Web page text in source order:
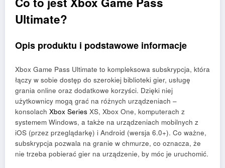
Ultimate?
Opis produktu i podstawowe informacje
Xbox Game Pass Ultimate to kompleksowa subskrypcja, która
łączy w sobie dostęp do szerokiej biblioteki gier, usługę
grania online oraz dodatkowe korzyści. Dzięki niej
użytkownicy mogą grać na różnych urządzeniach –
konsolach Xbox Series XS, Xbox One, komputerach z
systemem Windows, a także na urządzeniach mobilnych z
iOS (przez przeglądarkę) i Android (wersja 6.0+). Co ważne,
subskrypcja pozwala na granie w chmurze, co oznacza, że
nie trzeba pobierać gier na urządzenie, by móc je uruchomić.